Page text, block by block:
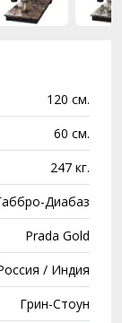
120 см.
60 см.
247 кг.
Диабаз
Prada Gold
/ Индия
Грин-Стоун